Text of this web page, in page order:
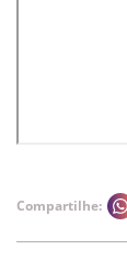
Compartilhe: